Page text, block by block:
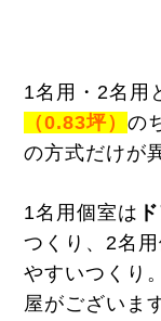
1名用・2名用
（0.83坪）の
の方式だけが
1名用個室は
つくり、2名
やすいつくり
屋がございま